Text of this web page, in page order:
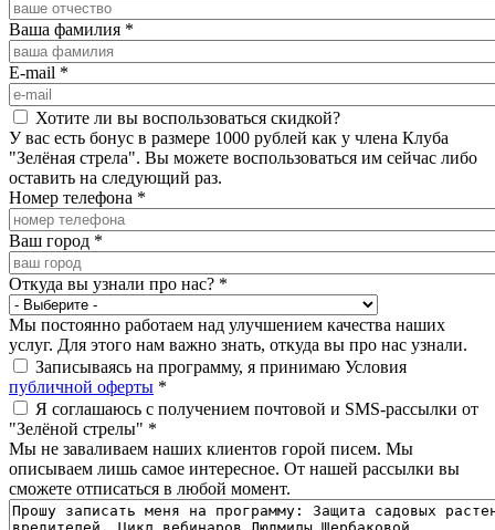
Ваша фамилия *
E-mail *
Хотите ли вы воспользоваться скидкой?
У вас есть бонус в размере 1000 рублей как у члена Клуба
"Зелёная стрела". Вы можете воспользоваться им сейчас либо
оставить на следующий раз.
Номер телефона *
Ваш город *
Откуда вы узнали про нас? *
Мы постоянно работаем над улучшением качества наших
услуг. Для этого нам важно знать, откуда вы про нас узнали.
Записываясь на программу, я принимаю Условия
публичной оферты *
Я соглашаюсь с получением почтовой и SMS-рассылки от
"Зелёной стрелы" *
Мы не заваливаем наших клиентов горой писем. Мы
описываем лишь самое интересное. От нашей рассылки вы
сможете отписаться в любой момент.